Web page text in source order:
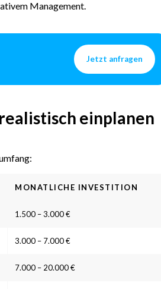
Management.
Jetzt anfragen
einplanen
MONATLICHE INVESTITION
1.500 – 3.000 €
3.000 – 7.000 €
7.000 – 20.000 €